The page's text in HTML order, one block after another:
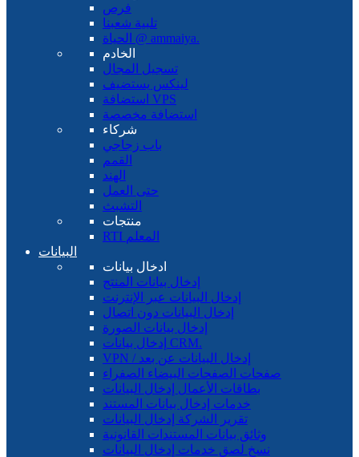
فرص
تلبية شعبنا
الحياة @ ammaiya.
الخادم
تسجيل المجال
لينكس يستضيف
استضافة VPS
استضافة مخصصة
شركاء
باب زجاجي
القمم
الهند
حتى العمل
التشبث
منتجات
RTI المعلم
البيانات
ادخال بيانات
إدخال بيانات المنتج
إدخال البيانات عبر الإنترنت
إدخال البيانات دون اتصال
إدخال بيانات الصورة
إدخال بيانات CRM.
VPN / إدخال البيانات عن بعد
صفحات الصفحات البيضاء الصفراء
بطاقات الأعمال إدخال البيانات
خدمات إدخال بيانات المستند
تقرير الشركة إدخال البيانات
وثائق بيانات المستندات القانونية
نسخ لصق خدمات إدخال البيانات